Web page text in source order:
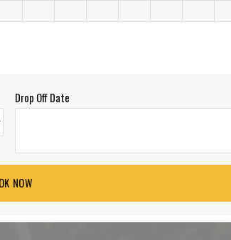
Drop Off Date